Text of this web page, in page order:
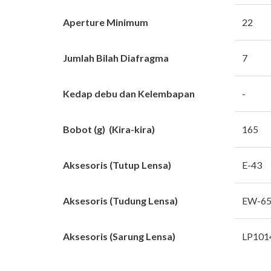
Aperture Minimum 22
Jumlah Bilah Diafragma 7
Kedap debu dan Kelembapan -
Bobot (g) (Kira-kira) 165
Aksesoris (Tutup Lensa) E-43
Aksesoris (Tudung Lensa) EW-
Aksesoris (Sarung Lensa)